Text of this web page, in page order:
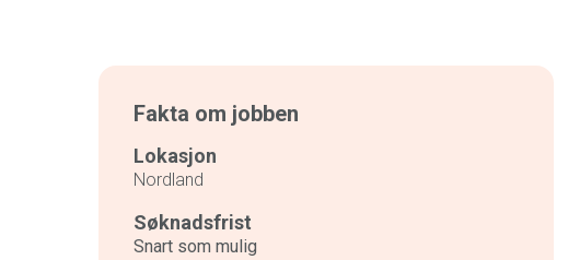
Fakta om jobben
Lokasjon
Nordland
Søknadsfrist
Snart som mulig